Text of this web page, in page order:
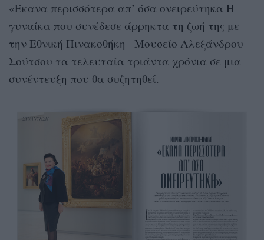
«Έκανα περισσότερα απ’ όσα ονειρεύτηκα Η
γυναίκα που συνέδεσε άρρηκτα τη ζωή της με
την Εθνική Πινακοθήκη –Μουσείο Αλεξάνδρου
Σούτσου τα τελευταία τριάντα χρόνια σε μια
συνέντευξη που θα συζητηθεί.